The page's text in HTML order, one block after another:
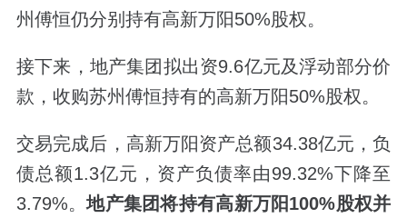
州傅恒仍分别持有高新万阳50%股权。
接下来，地产集团拟出资9.6亿元及浮动部分价
款，收购苏州傅恒持有的高新万阳50%股权。
交易完成后，高新万阳资产总额34.38亿元，负
债总额1.3亿元，资产负债率由99.32%下降至
3.79%。地产集团将持有高新万阳100%股权并